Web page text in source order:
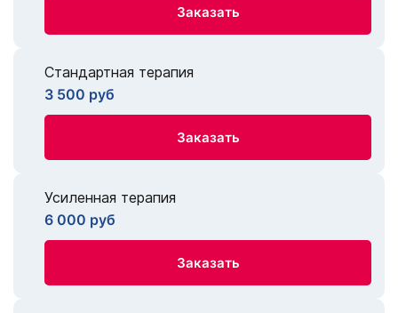
Заказать
Стандартная терапия
3 500 руб
Заказать
Усиленная терапия
6 000 руб
Заказать